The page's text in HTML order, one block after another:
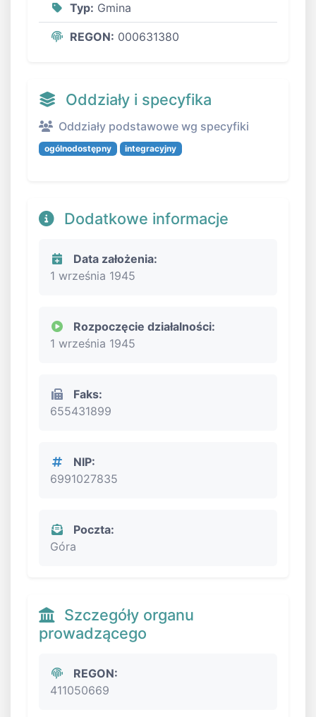
Typ: Gmina
REGON: 000631380
Oddziały i specyfika
Oddziały podstawowe wg specyfiki
ogólnodostępny integracyjny
Dodatkowe informacje
Data założenia:
1 września 1945
Rozpoczęcie działalności:
1 września 1945
Faks:
655431899
NIP:
6991027835
Poczta:
Góra
Szczegóły organu
prowadzącego
REGON:
411050669